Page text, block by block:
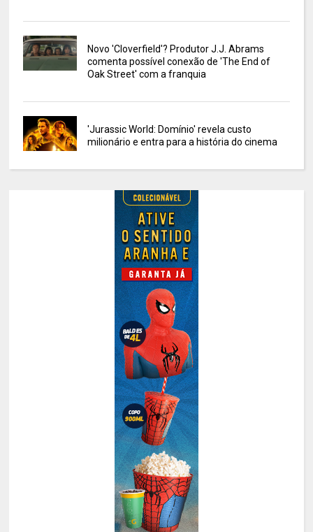
Novo 'Cloverfield'? Produtor J.J. Abrams
comenta possível conexão de 'The End of
Oak Street' com a franquia
'Jurassic World: Domínio' revela custo
milionário e entra para a história do cinema